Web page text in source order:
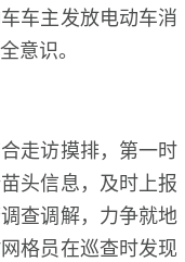
车主发放电动车消
意识。
走访摸排，第一时
头信息，及时上报
查调解，力争就地
格员在巡查时发现